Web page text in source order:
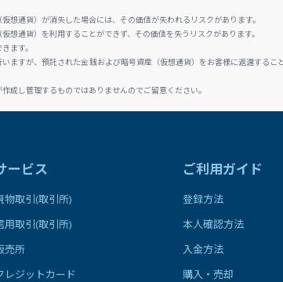
通貨）が消失した場合には、その価値が失われるリスクがあります。
通貨）を利用することができず、その価値を失うリスクがあります。
ます。
すが、預託された金銭および暗号資産（仮想通貨）をお客様に返還する
成し管理するものではありませんのでご留意ください。
ービス
物取引(取引所)
用取引(取引所)
売所
レジットカード
ご利用ガイド
登録方法
本人確認方法
入金方法
購入・売却